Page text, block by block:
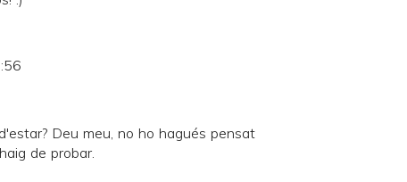
Deu meu, no ho hagués pensat
de probar.